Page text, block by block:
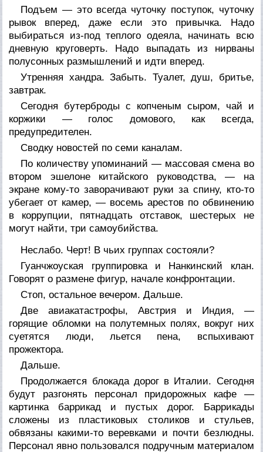
Подъем — это всегда чуточку поступок, чуточку
рывок вперед, даже если это привычка. Надо
выбираться из-под теплого одеяла, начинать всю
дневную круговерть. Надо выпадать из нирваны
полусонных размышлений и идти вперед.
Утренняя хандра. Забыть. Туалет, душ, бритье,
завтрак.
Сегодня бутерброды с копченым сыром, чай и
коржики — голос домового, как всегда,
предупредителен.
Сводку новостей по семи каналам.
По количеству упоминаний — массовая смена во
втором эшелоне китайского руководства, — на
экране кому-то заворачивают руки за спину, кто-то
убегает от камер, — восемь арестов по обвинению
в коррупции, пятнадцать отставок, шестерых не
могут найти, три самоубийства.
Неслабо. Черт! В чьих группах состояли?
Гуанчжоуская группировка и Нанкинский клан.
Говорят о размене фигур, начале конфронтации.
Стоп, остальное вечером. Дальше.
Две авиакатастрофы, Австрия и Индия, —
горящие обломки на полутемных полях, вокруг них
суетятся люди, льется пена, вспыхивают
прожектора.
Дальше.
Продолжается блокада дорог в Италии. Сегодня
будут разгонять персонал придорожных кафе —
картинка баррикад и пустых дорог. Баррикады
сложены из пластиковых столиков и стульев,
обвязаны какими-то веревками и почти безлюдны.
Персонал явно пользовался подручным материалом